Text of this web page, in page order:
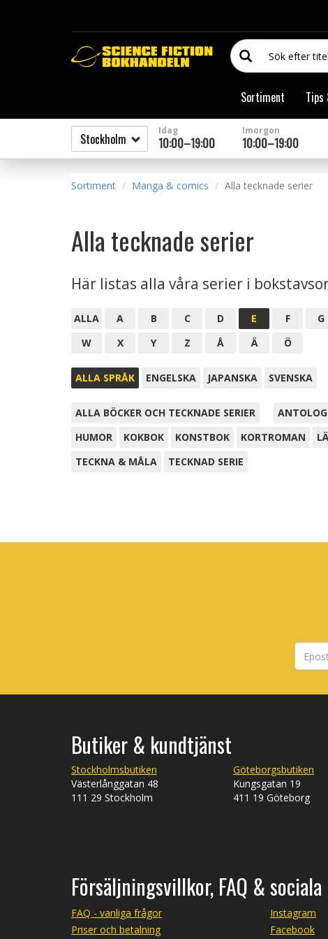
Sortiment Tips
Idag
10:00–19:00
Imorgon
10:00–19:00
Sortiment Manga & comics Alla tecknade serier
Alla tecknade serier
Här listas alla våra serier i
ALLA A B C D E F G
W
X Y Z Å Ä Ö
ALLA SPRÅK ENGELSKA JAPANSKA SVENSKA
ALLA BÖCKER OCH TECKNADE SERIER
HUMOR
KOKBOK KONSTBOK KORTROMAN
TECKNA & MÅLA
TECKNAD SERIE
Butiker & kundtjänst
Stockholmsbutiken
Västerlånggatan 48
111 29 Stockholm
Göteborgsbutiken
Kungsgatan 19
411 19 Göteborg
Försäljningsvillkor, FAQ &
FAQ - vanliga frågor
Priser och betalning
Instagram
Facebook